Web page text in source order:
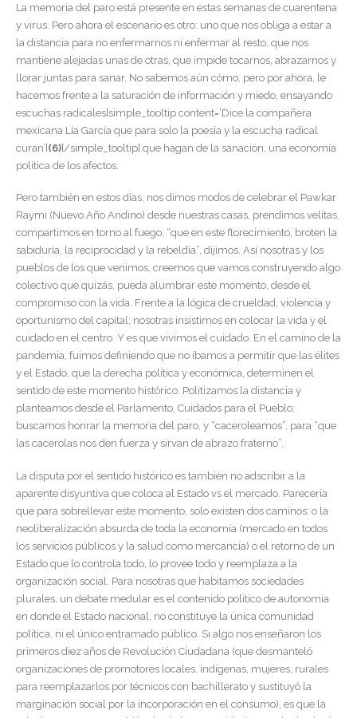
La memoria del paro está presente en estas semanas de cuarentena
y virus. Pero ahora el escenario es otro: uno que nos obliga a estar a
la distancia para no enfermarnos ni enfermar al resto, que nos
mantiene alejadas unas de otras, que impide tocarnos, abrazarnos y
llorar juntas para sanar. No sabemos aún cómo, pero por ahora, le
hacemos frente a la saturación de información y miedo, ensayando
escuchas radicales[simple_tooltip content=’Dice la compañera
mexicana Lía García que para solo la poesía y la escucha radical
curan’](6)[/simple_tooltip] que hagan de la sanación, una economía
política de los afectos.
Pero también en estos días, nos dimos modos de celebrar el Pawkar
Raymi (Nuevo Año Andino) desde nuestras casas, prendimos velitas,
compartimos en torno al fuego: “que en este florecimiento, broten la
sabiduría, la reciprocidad y la rebeldía”, dijimos. Así nosotras y los
pueblos de los que venimos, creemos que vamos construyendo algo
colectivo que quizás, pueda alumbrar este momento, desde el
compromiso con la vida. Frente a la lógica de crueldad, violencia y
oportunismo del capital; nosotras insistimos en colocar la vida y el
cuidado en el centro. Y es que vivimos el cuidado. En el camino de la
pandemia, fuimos definiendo que no íbamos a permitir que las élites
y el Estado, que la derecha política y económica, determinen el
sentido de este momento histórico. Politizamos la distancia y
planteamos desde el Parlamento, Cuidados para el Pueblo;
buscamos honrar la memoria del paro, y “caceroleamos”, para “que
las cacerolas nos den fuerza y sirvan de abrazo fraterno”.
La disputa por el sentido histórico es también no adscribir a la
aparente disyuntiva que coloca al Estado vs el mercado. Parecería
que para sobrellevar este momento, solo existen dos caminos: o la
neoliberalización absurda de toda la economía (mercado en todos
los servicios públicos y la salud como mercancía) o el retorno de un
Estado que lo controla todo, lo provee todo y reemplaza a la
organización social. Para nosotras que habitamos sociedades
plurales, un debate medular es el contenido político de autonomía
en donde el Estado nacional, no constituye la única comunidad
política, ni el único entramado público. Si algo nos enseñaron los
primeros diez años de Revolución Ciudadana (que desmanteló
organizaciones de promotores locales, indígenas, mujeres, rurales
para reemplazarlos por técnicos con bachillerato y sustituyó la
marginación social por la incorporación en el consumo), es que la